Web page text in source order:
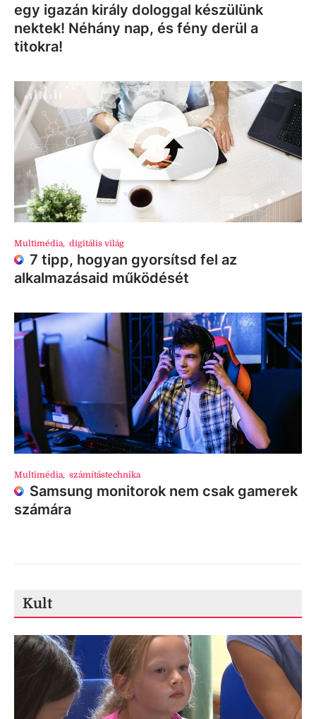
egy igazán király dologgal készülünk
nektek! Néhány nap, és fény derül a
titokra!
Multimédia, digitális világ
7 tipp, hogyan gyorsítsd fel az
alkalmazásaid működését
Multimédia, számítástechnika
Samsung monitorok nem csak gamerek
számára
Kult